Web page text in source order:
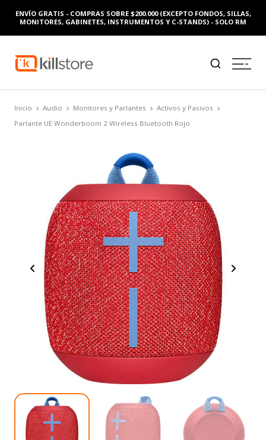
ENVÍO GRATIS - COMPRAS SOBRE $200.000 (EXCEPTO FONDOS, SILLAS,
MONITORES, GABINETES, INSTRUMENTOS Y C-STANDS) - SOLO RM
Inicio Audio Monitores y Parlantes
Activos y Pasivos
Parlante UE Wonderboom 2 Wireless Bluetooth Rojo